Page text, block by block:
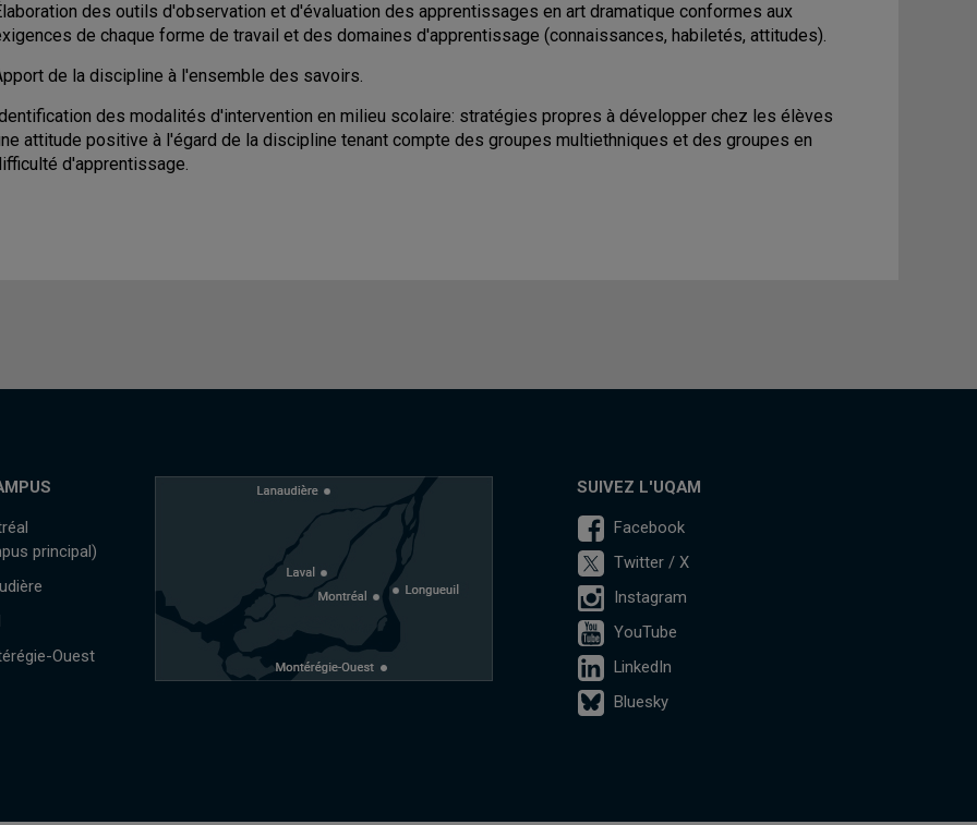
des outils d'observation et d'évaluation des apprentissages en art dramatique conformes aux
de chaque forme de travail et des domaines d'apprentissage (connaissances, habiletés, attitudes).
de la discipline à l'ensemble des savoirs.
des modalités d'intervention en milieu scolaire: stratégies propres à développer chez les élèves
attitude positive à l'égard de la discipline tenant compte des groupes multiethniques et des groupes en
d'apprentissage.
principal)
Ouest
SUIVEZ L'UQAM
Facebook
Twitter / X
Instagram
YouTube
LinkedIn
Bluesky